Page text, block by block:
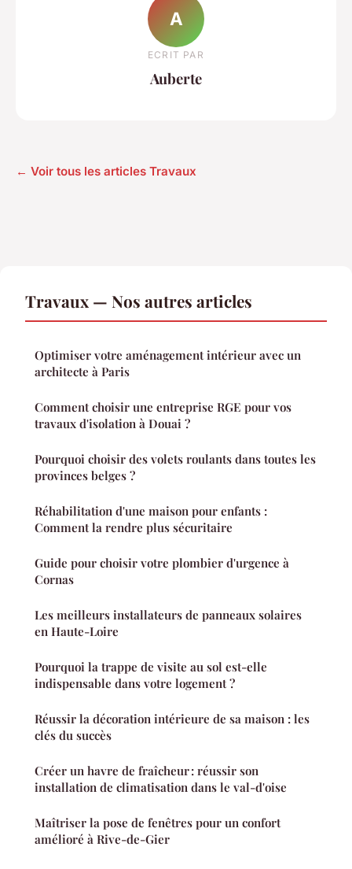
A
ECRIT PAR
Auberte
← Voir tous les articles Travaux
Travaux — Nos autres articles
Optimiser votre aménagement intérieur avec un
architecte à Paris
Comment choisir une entreprise RGE pour vos
travaux d'isolation à Douai ?
Pourquoi choisir des volets roulants dans toutes les
provinces belges ?
Réhabilitation d'une maison pour enfants :
Comment la rendre plus sécuritaire
Guide pour choisir votre plombier d'urgence à
Cornas
Les meilleurs installateurs de panneaux solaires
en Haute-Loire
Pourquoi la trappe de visite au sol est-elle
indispensable dans votre logement ?
Réussir la décoration intérieure de sa maison : les
clés du succès
Créer un havre de fraîcheur : réussir son
installation de climatisation dans le val-d'oise
Maîtriser la pose de fenêtres pour un confort
amélioré à Rive-de-Gier